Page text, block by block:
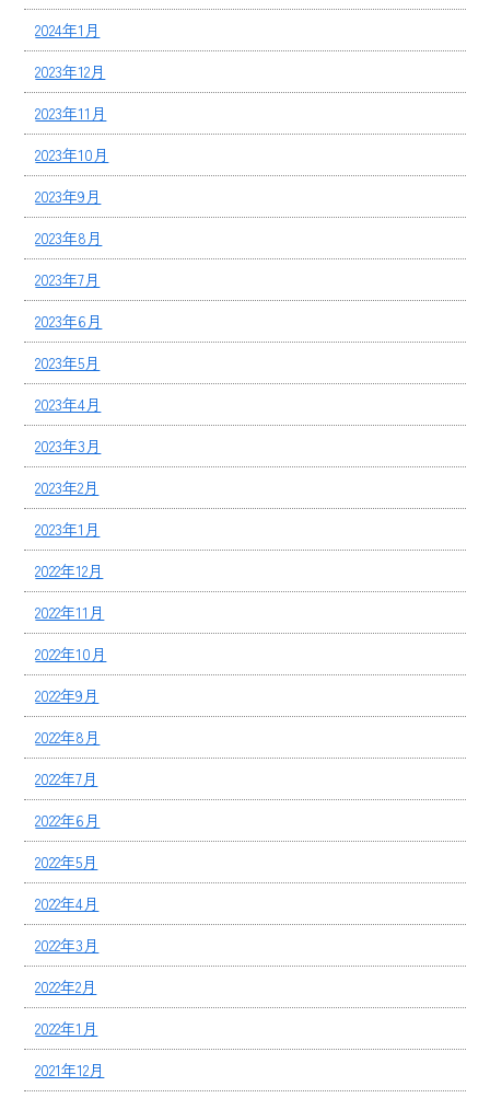
2024年1月
2023年12月
2023年11月
2023年10月
2023年9月
2023年8月
2023年7月
2023年6月
2023年5月
2023年4月
2023年3月
2023年2月
2023年1月
2022年12月
2022年11月
2022年10月
2022年9月
2022年8月
2022年7月
2022年6月
2022年5月
2022年4月
2022年3月
2022年2月
2022年1月
2021年12月